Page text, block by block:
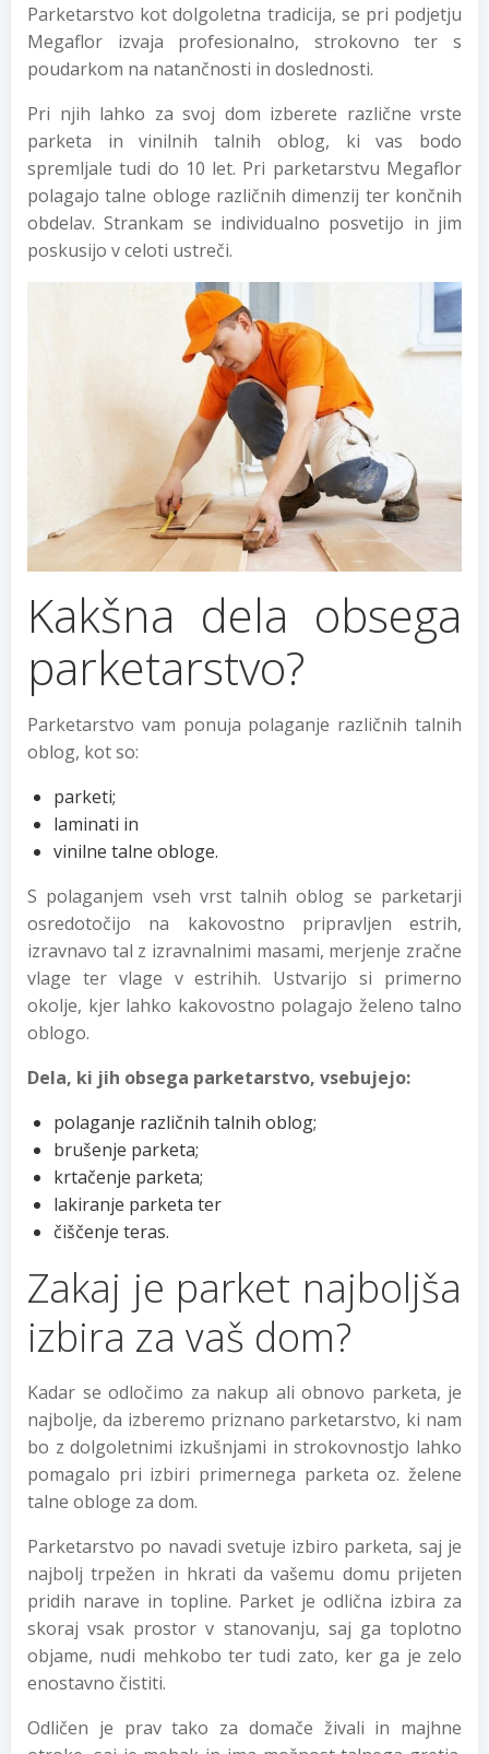
Parketarstvo kot dolgoletna tradicija, se pri podjetju
Megaflor izvaja profesionalno, strokovno ter s
poudarkom na natančnosti in doslednosti.
Pri njih lahko za svoj dom izberete različne vrste
parketa in vinilnih talnih oblog, ki vas bodo
spremljale tudi do 10 let. Pri parketarstvu Megaflor
polagajo talne obloge različnih dimenzij ter končnih
obdelav. Strankam se individualno posvetijo in jim
poskusijo v celoti ustreči.
Kakšna dela obsega
parketarstvo?
Parketarstvo vam ponuja polaganje različnih talnih
oblog, kot so:
parketi;
laminati in
vinilne talne obloge.
S polaganjem vseh vrst talnih oblog se parketarji
osredotočijo na kakovostno pripravljen estrih,
izravnavo tal z izravnalnimi masami, merjenje zračne
vlage ter vlage v estrihih. Ustvarijo si primerno
okolje, kjer lahko kakovostno polagajo želeno talno
oblogo.
Dela, ki jih obsega parketarstvo, vsebujejo:
polaganje različnih talnih oblog;
brušenje parketa;
krtačenje parketa;
lakiranje parketa ter
čiščenje teras.
Zakaj je parket najboljša
izbira za vaš dom?
Kadar se odločimo za nakup ali obnovo parketa, je
najbolje, da izberemo priznano parketarstvo, ki nam
bo z dolgoletnimi izkušnjami in strokovnostjo lahko
pomagalo pri izbiri primernega parketa oz. želene
talne obloge za dom.
Parketarstvo po navadi svetuje izbiro parketa, saj je
najbolj trpežen in hkrati da vašemu domu prijeten
pridih narave in topline. Parket je odlična izbira za
skoraj vsak prostor v stanovanju, saj ga toplotno
objame, nudi mehkobo ter tudi zato, ker ga je zelo
enostavno čistiti.
Odličen je prav tako za domače živali in majhne